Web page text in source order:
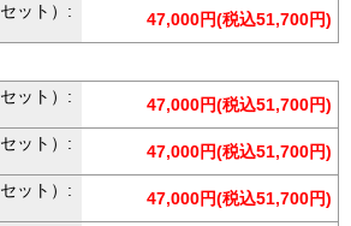
ット）:
47,000円(税込51,700円)
ット）:
47,000円(税込51,700円)
ット）:
47,000円(税込51,700円)
ット）:
47,000円(税込51,700円)